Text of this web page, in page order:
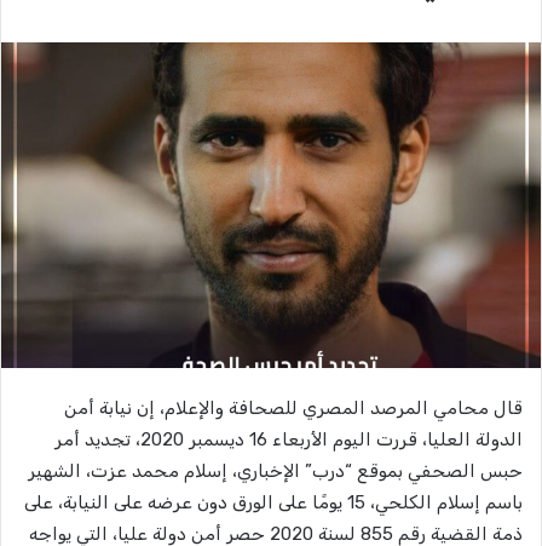
قال محامي المرصد المصري للصحافة والإعلام، إن نيابة أمن
الدولة العليا، قررت اليوم الأربعاء 16 ديسمبر 2020، تجديد أمر
حبس الصحفي بموقع “درب” الإخباري، إسلام محمد عزت، الشهير
باسم إسلام الكلحي، 15 يومًا على الورق دون عرضه على النيابة، على
ذمة القضية رقم 855 لسنة 2020 حصر أمن دولة عليا، التي يواجه